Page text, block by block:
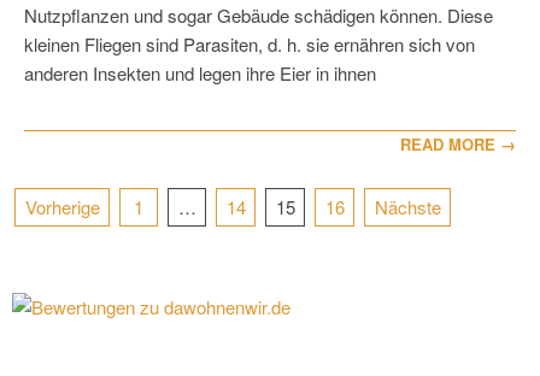
Nutzpflanzen und sogar Gebäude schädigen können. Diese
kleinen Fliegen sind Parasiten, d. h. sie ernähren sich von
anderen Insekten und legen ihre Eier in ihnen
READ MORE →
Seitennummerierung
Beiträge
Vorherige 1 … 14 15 16 Nächste